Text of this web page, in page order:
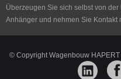
Überzeugen Sie sich selbst von
Anhänger und nehmen Sie Kontakt
© Copyright Wagenbouw HAPERT